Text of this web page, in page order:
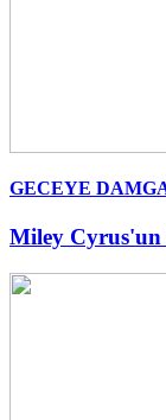
GECEYE
Miley